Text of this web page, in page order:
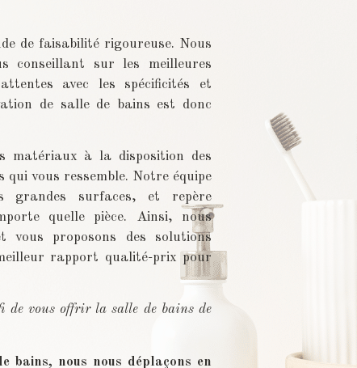
de faisabilité rigoureuse. Nous
conseillant sur les meilleures
avec les spécificités et
de salle de bains est donc
matériaux à la disposition des
vous ressemble. Notre équipe
grandes surfaces, et repère
quelle pièce. Ainsi, nous
vous proposons des solutions
rapport qualité-prix pour
de vous offrir la salle de bains de
bains, nous nous déplaçons en